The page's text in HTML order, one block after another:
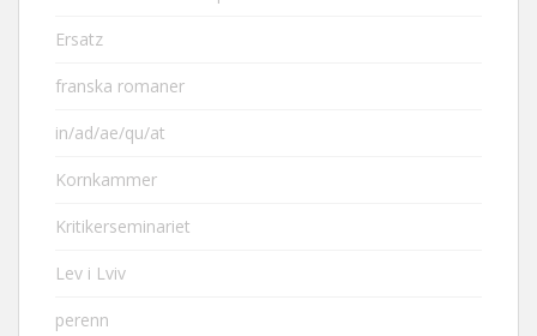
Ersatz
franska romaner
in/ad/ae/qu/at
Kornkammer
Kritikerseminariet
Lev i Lviv
perenn